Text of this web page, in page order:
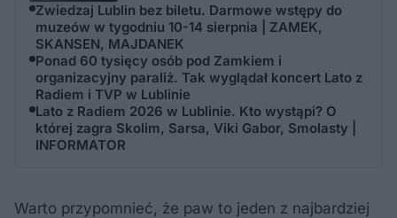
Zwiedzaj Lublin bez biletu. Darmowe wstępy do
muzeów w tygodniu 10-14 sierpnia | ZAMEK,
SKANSEN, MAJDANEK
Ponad 60 tysięcy osób pod Zamkiem i
organizacyjny paraliż. Tak wyglądał koncert Lato z
Radiem i TVP w Lublinie
Lato z Radiem 2026 w Lublinie. Kto wystąpi? O
której zagra Skolim, Sarsa, Viki Gabor, Smolasty |
INFORMATOR
Warto przypomnieć, że paw to jeden z najbardziej